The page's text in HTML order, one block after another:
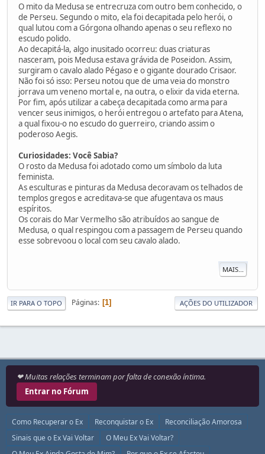
O mito da Medusa se entrecruza com outro bem conhecido, o
de Perseu. Segundo o mito, ela foi decapitada pelo herói, o
qual lutou com a Górgona olhando apenas o seu reflexo no
escudo polido.
Ao decapitá-la, algo inusitado ocorreu: duas criaturas
nasceram, pois Medusa estava grávida de Poseidon. Assim,
surgiram o cavalo alado Pégaso e o gigante dourado Crisaor.
Não foi só isso: Perseu notou que de uma veia do monstro
jorrava um veneno mortal e, na outra, o elixir da vida eterna.
Por fim, após utilizar a cabeça decapitada como arma para
vencer seus inimigos, o herói entregou o artefato para Atena,
a qual fixou-o no escudo do guerreiro, criando assim o
poderoso Aegis.
Curiosidades: Você Sabia?
O rosto da Medusa foi adotado como um símbolo da luta
feminista.
As esculturas e pinturas da Medusa decoravam os telhados de
templos gregos e acreditava-se que afugentava os maus
espíritos.
Os corais do Mar Vermelho são atribuídos ao sangue de
Medusa, o qual respingou com a passagem de Perseu quando
esse sobrevoou o local com seu cavalo alado.
MAIS...
IR PARA O TOPO Páginas 1 AÇÕES DO UTILIZADOR
❤ Muitas relações terminam por falta de conexão íntima.
Entrar no Fórum
Como Recuperar o Ex Reconquistar o Ex
Reconciliação Amorosa
Sinais que o Ex Vai Voltar
O Meu Ex Vai Voltar?